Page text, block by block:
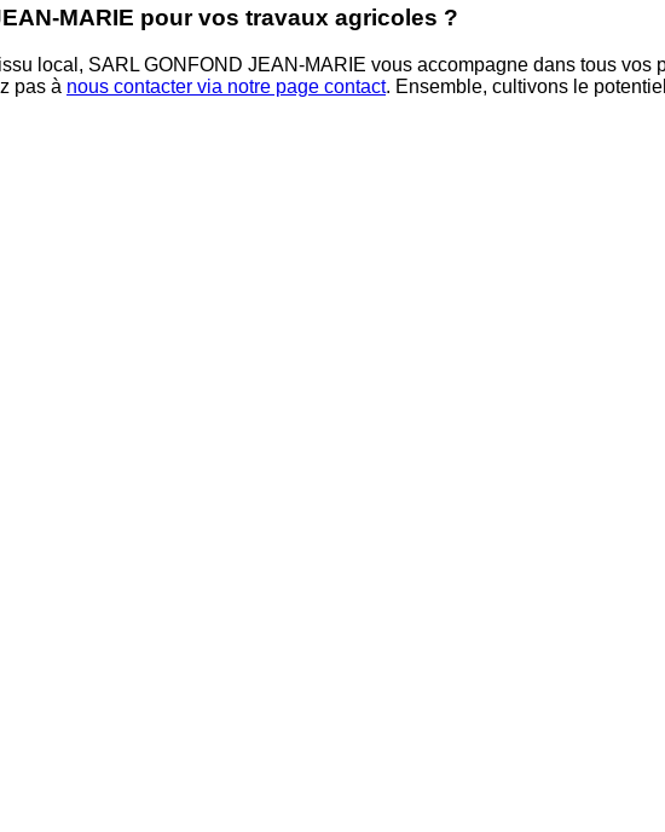
MARIE pour vos travaux agricoles ?
local, SARL GONFOND JEAN-MARIE vous accompagne dans tous vos
pas à nous contacter via notre page contact. Ensemble, cultivons le